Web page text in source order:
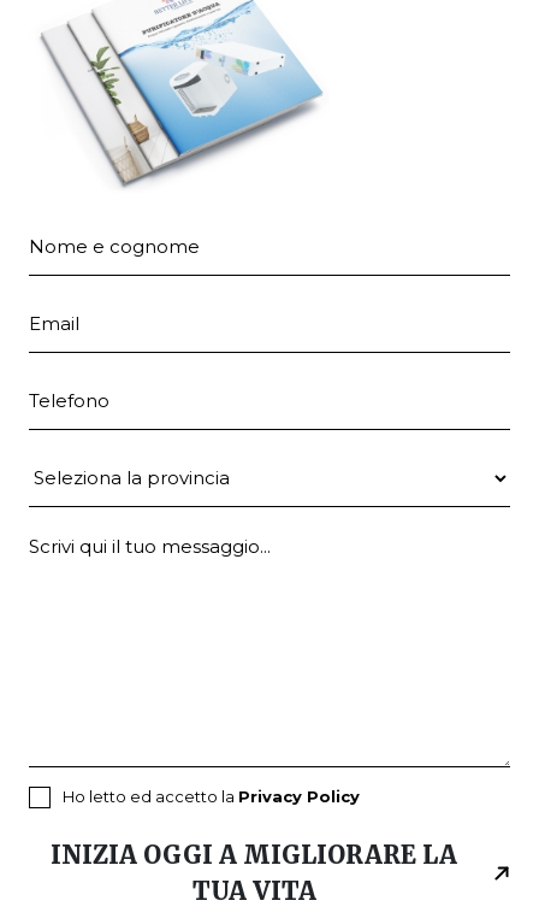
Ho letto ed accetto la Privacy Policy
INIZIA OGGI A MIGLIORARE LA
TUA VITA